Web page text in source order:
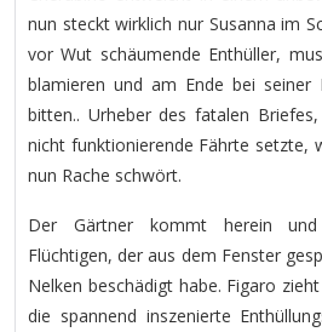
nun steckt wirklich nur Susanna im
vor Wut schäumende Enthüller,
blamieren und am Ende bei seiner
bitten.. Urheber des fatalen
nicht funktionierende Fährte setzte,
nun Rache schwört.
Der Gärtner kommt herein
Flüchtigen, der aus dem Fenster
Nelken beschädigt habe. Figaro
die spannend inszenierte